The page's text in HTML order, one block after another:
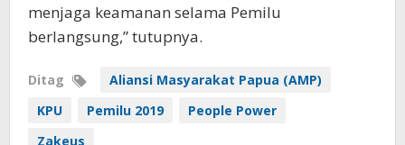
menjaga keamanan selama Pemilu
berlangsung,” tutupnya.
Ditag
Aliansi Masyarakat Papua (AMP)
KPU
Pemilu 2019
People Power
Zakeus